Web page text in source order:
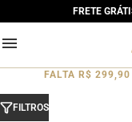
FRETE
FALTA R$ 299,90
FILTROS